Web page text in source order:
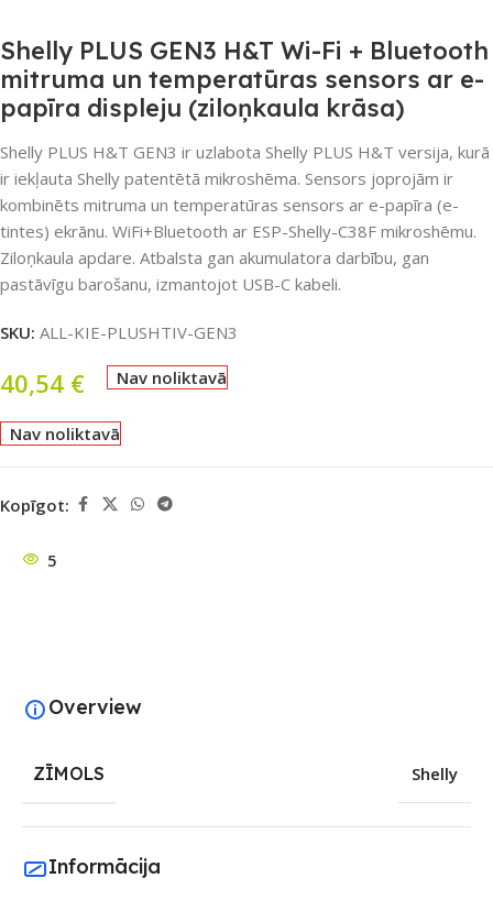
Shelly PLUS GEN3 H&T Wi-Fi + Bluetooth
mitruma un temperatūras sensors ar e-
papīra displeju (ziloņkaula krāsa)
Shelly PLUS H&T GEN3 ir uzlabota Shelly PLUS H&T versija, kurā
ir iekļauta Shelly patentētā mikroshēma. Sensors joprojām ir
kombinēts mitruma un temperatūras sensors ar e-papīra (e-
tintes) ekrānu. WiFi+Bluetooth ar ESP-Shelly-C38F mikroshēmu.
Ziloņkaula apdare. Atbalsta gan akumulatora darbību, gan
pastāvīgu barošanu, izmantojot USB-C kabeli.
SKU: ALL-KIE-PLUSHTIV-GEN3
40,54 € Nav noliktavā
Nav noliktavā
Kopīgot:
5
Overview
ZĪMOLS Shelly
Informācija